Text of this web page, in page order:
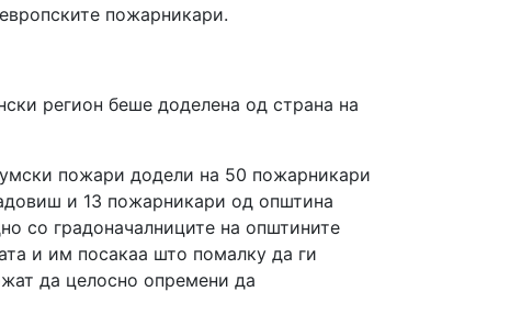
пожарникари.
регион беше доделена од страна на
пожари додели на 50 пожарникари
и 13 пожарникари од општина
со градоначалниците на општините
и им посакаа што помалку да ги
да целосно опремени да